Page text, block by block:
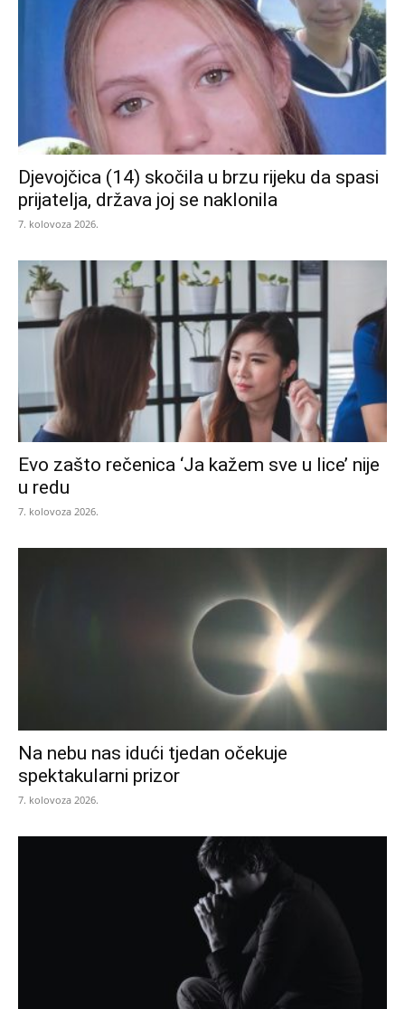
Djevojčica (14) skočila u brzu rijeku da spasi
prijatelja, država joj se naklonila
7. kolovoza 2026.
Evo zašto rečenica ‘Ja kažem sve u lice’ nije
u redu
7. kolovoza 2026.
Na nebu nas idući tjedan očekuje
spektakularni prizor
7. kolovoza 2026.